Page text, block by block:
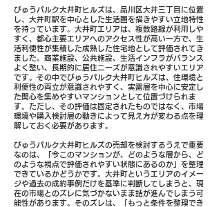
びゅうパルク大井町ヒルズは、品川区大井三丁目に位置
し、大井町駅を中心とした生活圏を描きやすい立地特性
を持っています。大井町エリアは、複数路線が利用しや
すく、都心主要エリアへのアクセス性が高い一方で、生
活利便性が集積した成熟した住宅地として評価されてき
ました。商業施設、公共施設、生活インフラがバランス
よく整い、長期的に居住ニーズが意識されやすいエリア
です。その中でびゅうパルク大井町ヒルズは、住環境と
利便性の両立が意識されやすく、実需層を中心に安定し
た関心を集めやすいマンションとして位置づけられま
す。ただし、その評価は固定されたものではなく、市場
環境や購入検討層の動きによって見え方が変わる点を理
解しておく必要があります。
びゅうパルク大井町ヒルズの売却を検討するうえで重要
なのは、「今このマンションが、どのような層から、ど
のような視点で評価されやすい状態にあるのか」を整理
できているかどうかです。大井町というエリアのイメー
ジや過去の成約事例だけを基準に判断してしまうと、現
在の市場とのズレに気づかないまま話が進んでしまう可
能性があります。そのズレは、「もっと条件を整理でき